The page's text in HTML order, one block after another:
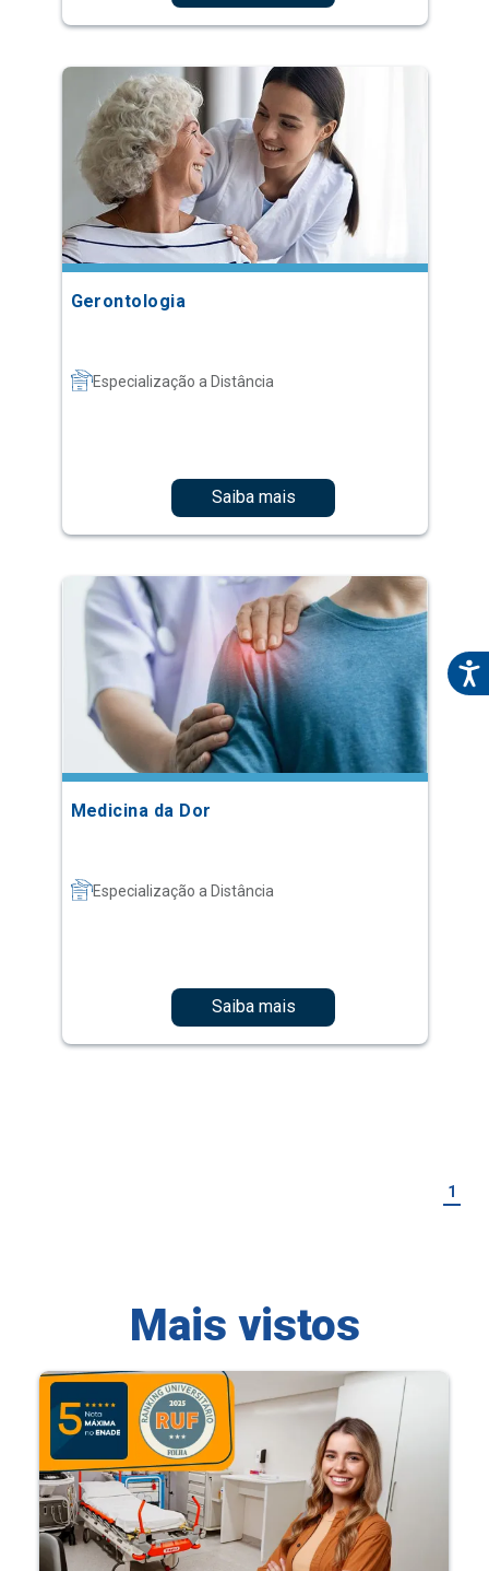
Gerontologia
Especialização a Distância
Saiba mais
Medicina da Dor
Especialização a Distância
Saiba mais
1
Mais vistos